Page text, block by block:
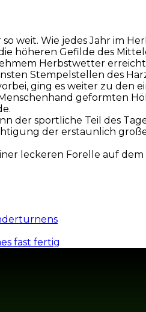
so weit. Wie jedes Jahr im
höheren Gefilde des
Herbstwetter
Stempelstellen des
ging es weiter zu den
geformten
der sportliche Teil des
der erstaunlich
leckeren Forelle auf
fast fertig